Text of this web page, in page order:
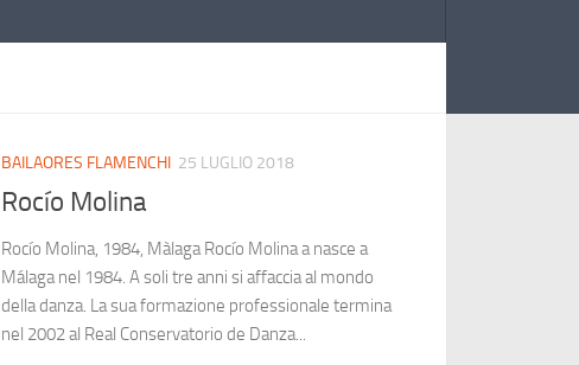
BAILAORES FLAMENCHI 25 LUGLIO 2018
Rocío Molina
Rocío Molina, 1984, Màlaga Rocío Molina a nasce a
Málaga nel 1984. A soli tre anni si affaccia al mondo
della danza. La sua formazione professionale termina
nel 2002 al Real Conservatorio de Danza...